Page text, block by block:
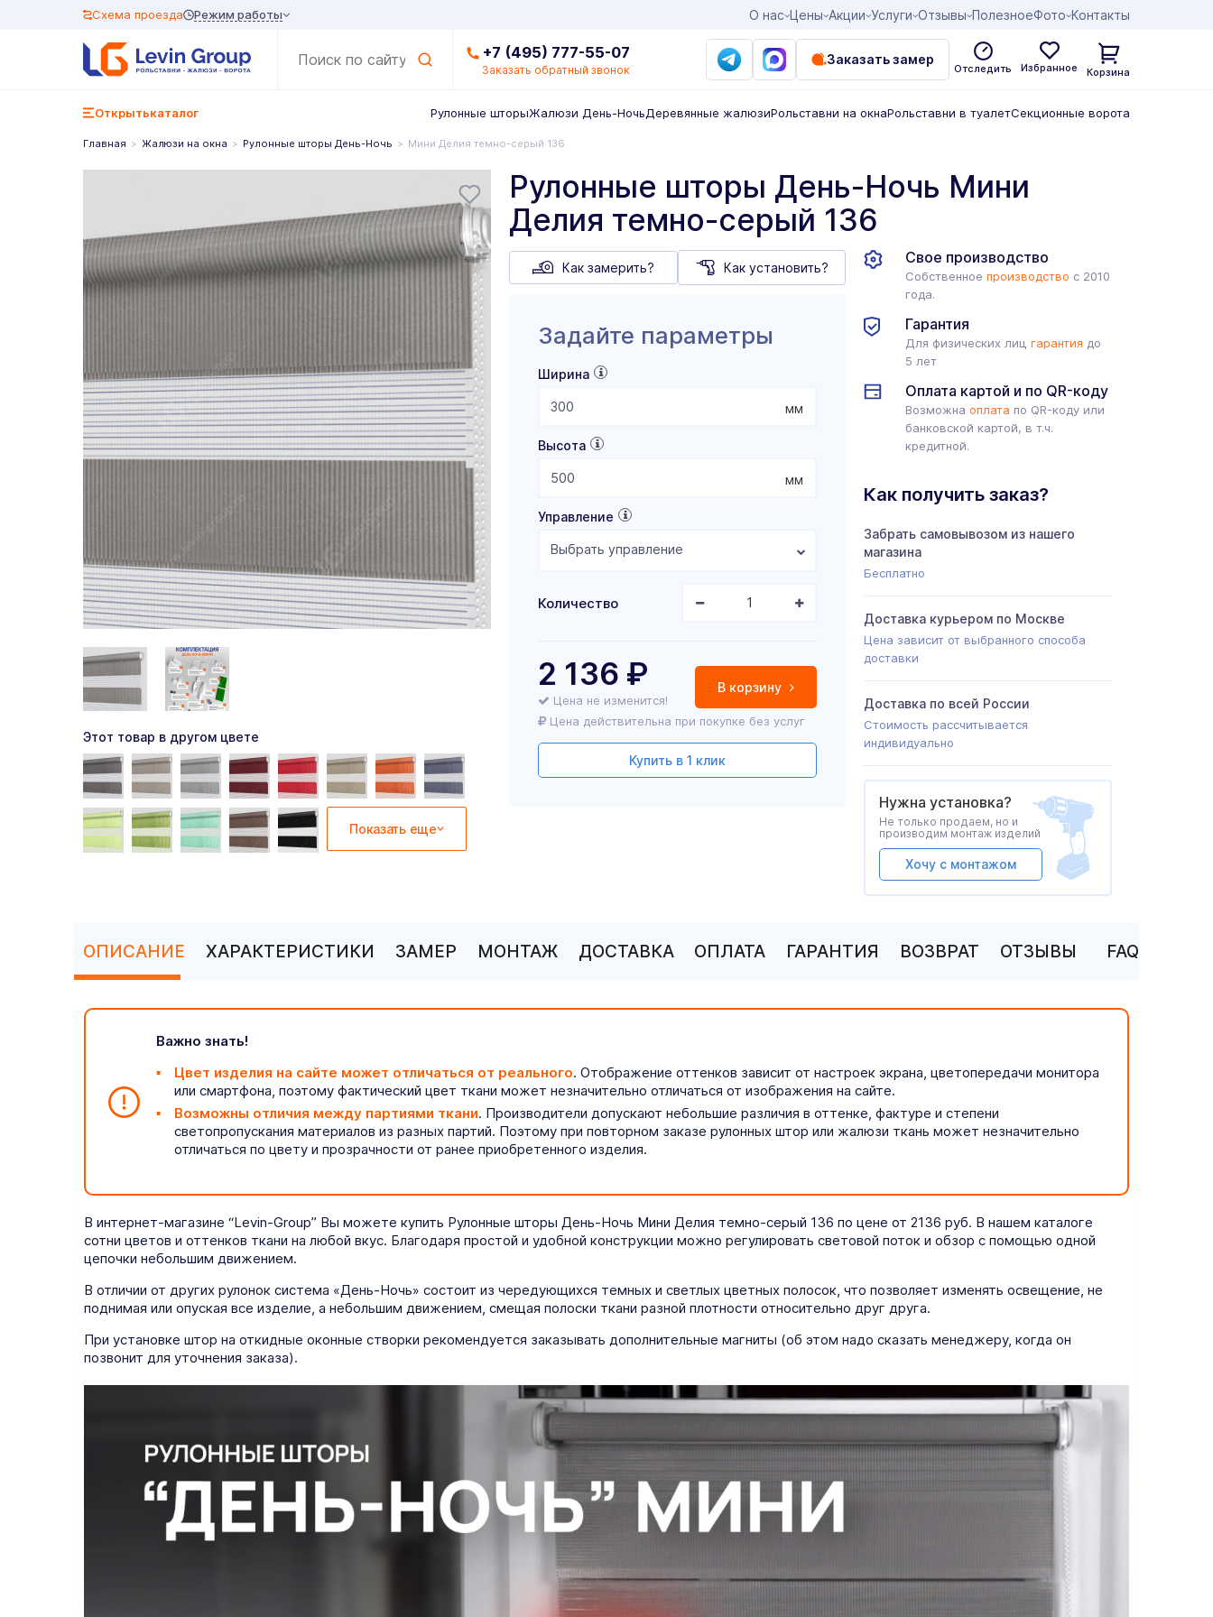
О нас Цены Акции Услуги Отзывы ПолезноеФото Контакты
Схема проезда Режим работы
+7 (495) 777-55-07
Заказать обратный звонок
Заказать замер
Отследить Избранное Корзина
Открытькаталог Рулонные шторыЖалюзи День-НочьДеревянные жалюзиРольставни на окнаРольставни в туалетСекционные ворота
Главная Жалюзи на окна Рулонные шторы День-Ночь Мини Делия темно-серый 136
Рулонные шторы День-Ночь Мини
Делия темно-серый 136
Этот товар в другом цвете
Показать еще
Как замерить? Как установить?
Задайте параметры
Ширина
мм
Высота
мм
Управление
Выбрать управление
Количество
В корзину
2 136 ₽
Цена не изменится!
Цена действительна при покупке без услуг
Купить в 1 клик
Свое производство
Собственноепроизводство с 2010
года.
Гарантия
Для физических лицгарантия до
5 лет
Оплата картой и по QR-коду
Возможнаоплата по QR-коду или
банковской картой, в т.ч.
кредитной.
Как получить заказ?
Забрать самовывозом из нашего
магазина
Бесплатно
Доставка курьером по Москве
Цена зависит от выбранного способа
доставки
Доставка по всей России
Стоимость рассчитывается
индивидуально
Нужна установка?
Не только продаем, но и
производим монтаж изделий
Хочу с монтажом
ОПИСАНИЕ ХАРАКТЕРИСТИКИ ЗАМЕР МОНТАЖ ДОСТАВКА ОПЛАТА ГАРАНТИЯ ВОЗВРАТ ОТЗЫВЫ FAQ
Важно знать!
Цвет изделия на сайте может отличаться от реального. Отображение оттенков зависит от настроек экрана, цветопередачи монитора
или смартфона, поэтому фактический цвет ткани может незначительно отличаться от изображения на сайте.
Возможны отличия между партиями ткани. Производители допускают небольшие различия в оттенке, фактуре и степени
светопропускания материалов из разных партий. Поэтому при повторном заказе рулонных штор или жалюзи ткань может незначительно
отличаться по цвету и прозрачности от ранее приобретенного изделия.
В интернет-магазине “Levin-Group” Вы можете купить Рулонные шторы День-Ночь Мини Делия темно-серый 136 по цене от 2136 руб. В нашем каталоге
сотни цветов и оттенков ткани на любой вкус. Благодаря простой и удобной конструкции можно регулировать световой поток и обзор с помощью одной
цепочки небольшим движением.
В отличии от других рулонок система «День-Ночь» состоит из чередующихся темных и светлых цветных полосок, что позволяет изменять освещение, не
поднимая или опуская все изделие, а небольшим движением, смещая полоски ткани разной плотности относительно друг друга.
При установке штор на откидные оконные створки рекомендуется заказывать дополнительные магниты (об этом надо сказать менеджеру, когда он
позвонит для уточнения заказа).